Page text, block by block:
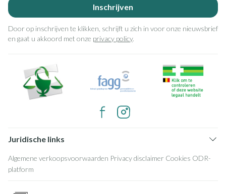
Inschrijven
Door op inschrijven te klikken, schrijft u zich in voor onze nieuwsbrief
en gaat u akkoord met onze privacy policy.
Juridische links
Algemene verkoopsvoorwaarden Privacy disclaimer Cookies ODR-
platform